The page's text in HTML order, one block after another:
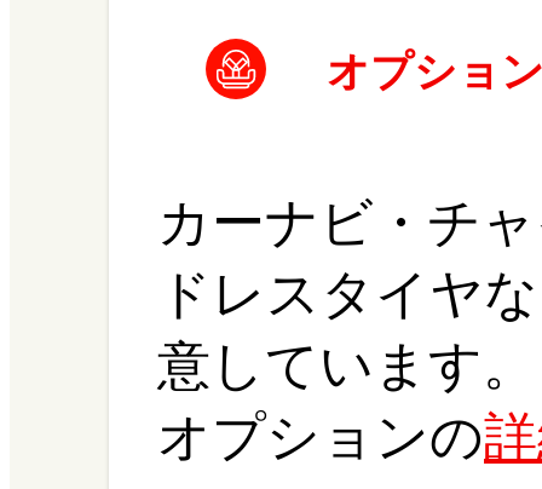
オプショ
カーナビ・チ
ドレスタイヤ
意しています。
オプションの